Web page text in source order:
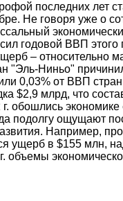
последних лет
Не говоря уже о
годовой ВВП этого
– относительно
"Эль-Ниньо"
0,03% от ВВП
$2,9 млрд, что
обошлись
подолгу ощущают
Например,
ущерб в $155 млн,
объемы